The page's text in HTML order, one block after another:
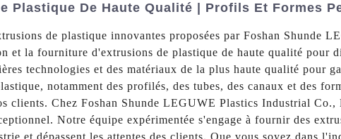
Plastique De Haute Qualité | Profils Et Formes
de plastique innovantes proposées par Foshan Shunde
et la fourniture d'extrusions de plastique de haute qualité pour
technologies et des matériaux de la plus haute qualité pour
notamment des profilés, des tubes, des canaux et des
clients. Chez Foshan Shunde LEGUWE Plastics Industrial
Notre équipe expérimentée s'engage à fournir des
et dépassent les attentes des clients. Que vous soyez dans